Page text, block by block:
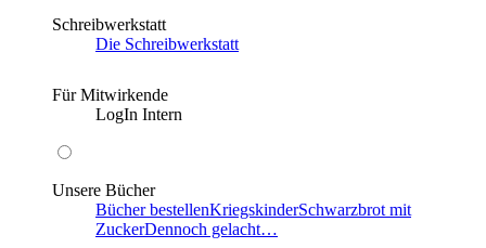
Schreibwerkstatt
Die Schreibwerkstatt
Für Mitwirkende
LogIn Intern
Unsere Bücher
Bücher bestellenKriegskinderSchwarzbrot mit
ZuckerDennoch gelacht…